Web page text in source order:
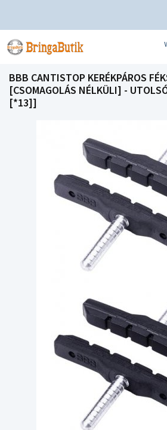
BBB CANTISTOP KERÉKPÁROS
[CSOMAGOLÁS NÉLKÜLI] -
[*13]]